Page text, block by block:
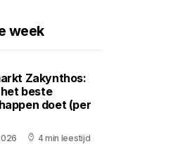
week
Zakynthos:
beste
doet (per
4 min leestijd